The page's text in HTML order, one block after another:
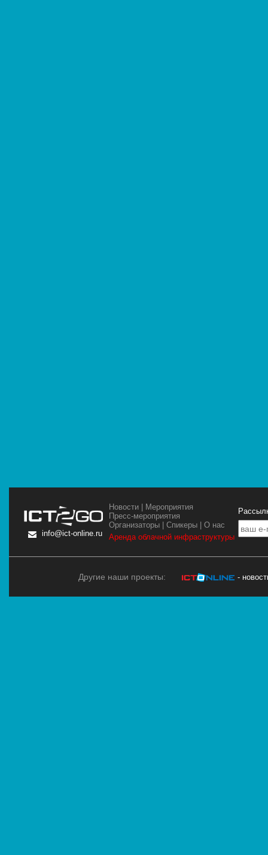
info@ict-online.ru
Новости
Мероприятия
Пресс-мероприятия
Организаторы |Спикеры |О нас
Аренда облачной инфраструктуры
Другие наши проекты: -